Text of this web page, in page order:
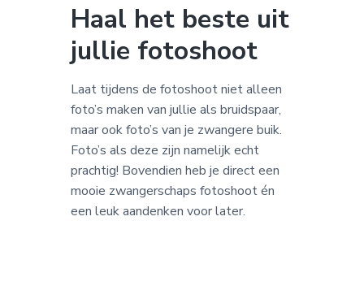
Haal het beste uit
jullie fotoshoot
Laat tijdens de fotoshoot niet alleen
foto’s maken van jullie als bruidspaar,
maar ook foto’s van je zwangere buik.
Foto’s als deze zijn namelijk echt
prachtig! Bovendien heb je direct een
mooie zwangerschaps fotoshoot én
een leuk aandenken voor later.